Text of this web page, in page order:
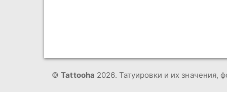
©Tattooha 2026. Татуировки и их значения,